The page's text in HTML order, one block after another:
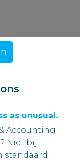
as unusual.
Accounting
Niet bij
standaard